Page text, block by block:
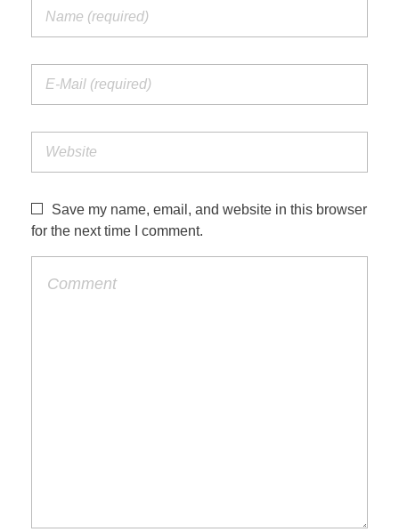
Save my name, email, and website in this browser
for the next time I comment.